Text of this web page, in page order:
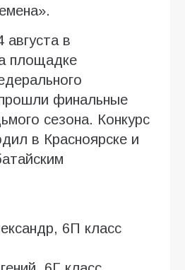
в
площадке
финальные
сезона. Конкурс
в Красноярске и
6П класс